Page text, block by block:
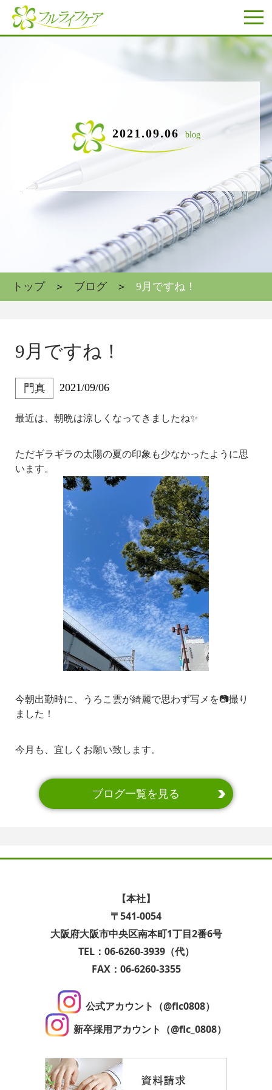
2021.09.06 blog
トップ ブログ 9月ですね！
9月ですね！
門真 2021/09/06
最近は、朝晩は涼しくなってきましたね✨
ただギラギラの太陽の夏の印象も少なかったように思
います。
今朝出勤時に、うろこ雲が綺麗で思わず写メを📷撮り
ました！
今月も、宜しくお願い致します。
ブログ一覧を見る
【本社】
〒541-0054
大阪府大阪市中央区南本町1丁目2番6号
TEL：06-6260-3939（代）
FAX：06-6260-3355
公式アカウント（@flc0808）
新卒採用アカウント（@flc_0808）